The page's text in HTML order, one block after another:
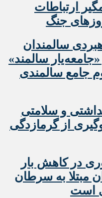
ارتباطات
جنگ
سالمندان
سالمند»
جامع سالمندی
و سلامتی
از گرمازدگی
در کاهش بار
مبتلا به سرطان
است